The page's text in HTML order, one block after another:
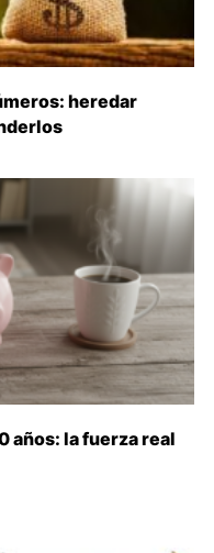
heredar
años: la fuerza real